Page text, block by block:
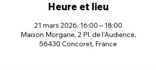
Heure et lieu
21 mars 2026, 16:00 – 18:00
Maison Morgane, 2 Pl. de l'Audience,
56430 Concoret, France